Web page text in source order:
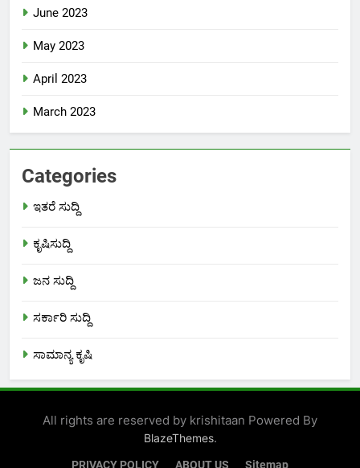
June 2023
May 2023
April 2023
March 2023
Categories
ಇತರೆ ಸುದ್ದಿ
ಕೃಷಿಸುದ್ದಿ
ಜನ ಸುದ್ದಿ
ಸರ್ಕಾರಿ ಸುದ್ದಿ
ಸಾಮಾನ್ಯ ಕೃಷಿ
All rights are reserved by krishitaan Powered By
BlazeThemes.
PRIVACY POLICY ABOUT US Sitemap